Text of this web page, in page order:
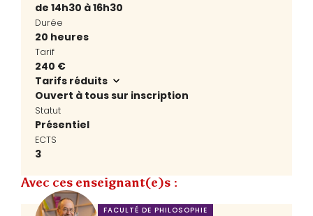
de 14h30 à 16h30
Durée
20 heures
Tarif
240 €
Tarifs réduits
Ouvert à tous sur inscription
Statut
Présentiel
ECTS
3
Avec ces enseignant(e)s :
FACULTÉ DE PHILOSOPHIE